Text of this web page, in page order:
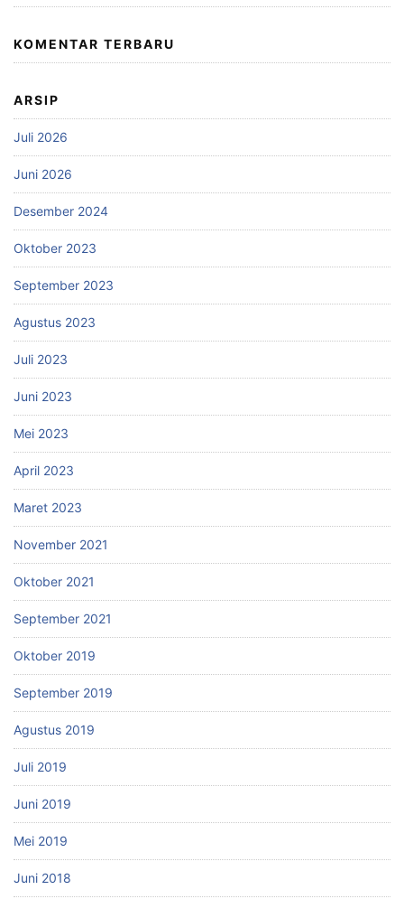
KOMENTAR TERBARU
ARSIP
Juli 2026
Juni 2026
Desember 2024
Oktober 2023
September 2023
Agustus 2023
Juli 2023
Juni 2023
Mei 2023
April 2023
Maret 2023
November 2021
Oktober 2021
September 2021
Oktober 2019
September 2019
Agustus 2019
Juli 2019
Juni 2019
Mei 2019
Juni 2018